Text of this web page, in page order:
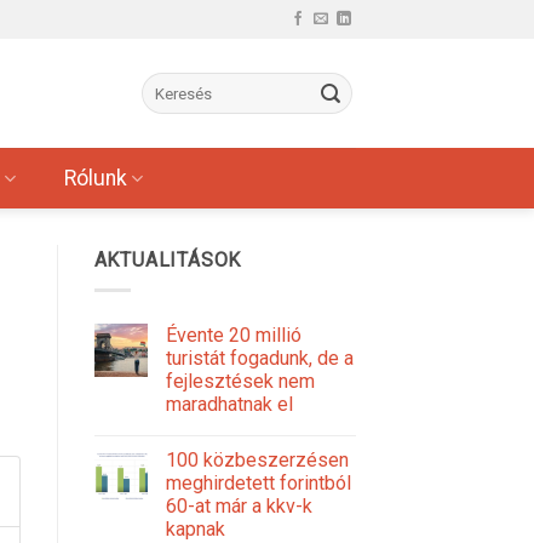
Rólunk
AKTUALITÁSOK
Évente 20 millió
turistát fogadunk, de a
fejlesztések nem
maradhatnak el
100 közbeszerzésen
meghirdetett forintból
60-at már a kkv-k
kapnak